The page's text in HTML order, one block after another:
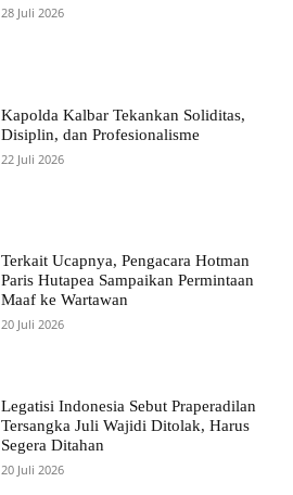
28 Juli 2026
Kapolda Kalbar Tekankan Soliditas,
Disiplin, dan Profesionalisme
22 Juli 2026
Terkait Ucapnya, Pengacara Hotman
Paris Hutapea Sampaikan Permintaan
Maaf ke Wartawan
20 Juli 2026
Legatisi Indonesia Sebut Praperadilan
Tersangka Juli Wajidi Ditolak, Harus
Segera Ditahan
20 Juli 2026